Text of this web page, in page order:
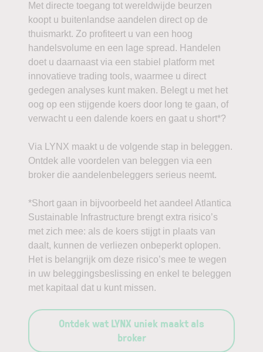
Met directe toegang tot wereldwijde beurzen
koopt u buitenlandse aandelen direct op de
thuismarkt. Zo profiteert u van een hoog
handelsvolume en een lage spread. Handelen
doet u daarnaast via een stabiel platform met
innovatieve trading tools, waarmee u direct
gedegen analyses kunt maken. Belegt u met het
oog op een stijgende koers door long te gaan, of
verwacht u een dalende koers en gaat u short*?
Via LYNX maakt u de volgende stap in beleggen.
Ontdek alle voordelen van beleggen via een
broker die aandelenbeleggers serieus neemt.
*Short gaan in bijvoorbeeld het aandeel Atlantica
Sustainable Infrastructure brengt extra risico’s
met zich mee: als de koers stijgt in plaats van
daalt, kunnen de verliezen onbeperkt oplopen.
Het is belangrijk om deze risico’s mee te wegen
in uw beleggingsbeslissing en enkel te beleggen
met kapitaal dat u kunt missen.
Ontdek wat LYNX uniek maakt als
broker